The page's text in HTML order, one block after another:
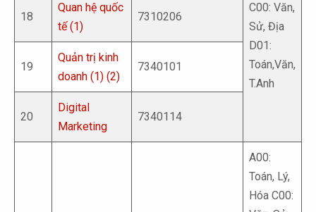
C00: Văn,
Sử, Địa
D01:
Toán,Văn,
T.Anh
18
Quan hệ quốc
tế (1)
7310206
19
Quản trị kinh
doanh (1) (2)
7340101
20
Digital
Marketing
7340114
A00:
Toán, Lý,
Hóa C00: